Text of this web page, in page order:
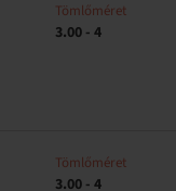
Tömlőméret
3.00 - 4
Tömlőméret
3.00 - 4